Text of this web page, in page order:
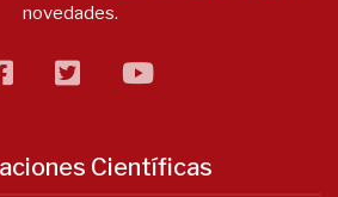
novedades.
facebooktwitterflickr
Científicas